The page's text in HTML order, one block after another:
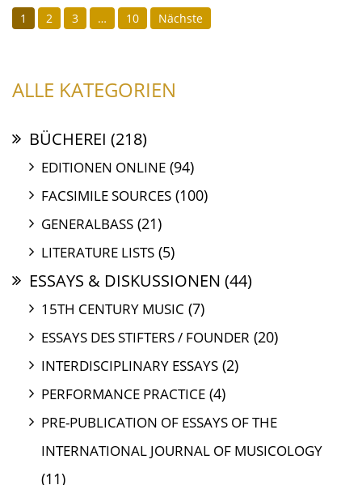
SEITENNUMMERIERUNG
DER
1 2 3 … 10 Nächste
ALLE KATEGORIEN
BÜCHEREI (218)
EDITIONEN ONLINE (94)
FACSIMILE SOURCES (100)
GENERALBASS (21)
LITERATURE LISTS (5)
ESSAYS & DISKUSSIONEN (44)
15TH CENTURY MUSIC (7)
ESSAYS DES STIFTERS / FOUNDER (20)
INTERDISCIPLINARY ESSAYS (2)
PERFORMANCE PRACTICE (4)
PRE-PUBLICATION OF ESSAYS OF THE
INTERNATIONAL JOURNAL OF MUSICOLOGY
(11)